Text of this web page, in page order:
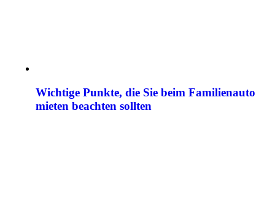
Wichtige Punkte, die Sie beim Familienauto
mieten beachten sollten